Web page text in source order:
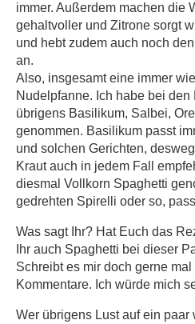
immer. Außerdem machen die
gehaltvoller und Zitrone sorgt
und hebt zudem auch noch
an.
Also, insgesamt eine immer
Nudelpfanne. Ich habe bei den
übrigens Basilikum, Salbei,
genommen. Basilikum passt
und solchen Gerichten,
Kraut auch in jedem Fall
diesmal Vollkorn Spaghetti
gedrehten Spirelli oder so,
Was sagt Ihr? Hat Euch das
Ihr auch Spaghetti bei dieser
Schreibt es mir doch gerne
Kommentare. Ich würde mich
Wer übrigens Lust auf ein paar